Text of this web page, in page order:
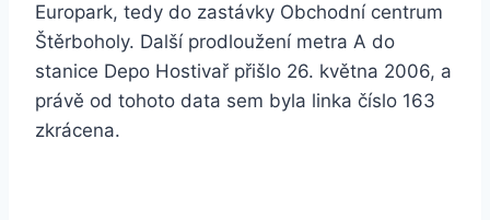
Europark, tedy do zastávky Obchodní centrum
Štěrboholy. Další prodloužení metra A do
stanice Depo Hostivař přišlo 26. května 2006, a
právě od tohoto data sem byla linka číslo 163
zkrácena.